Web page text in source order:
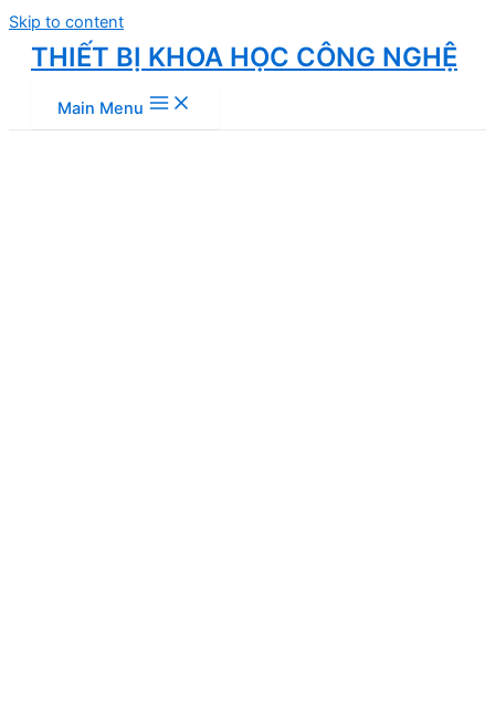
Skip to content
THIẾT BỊ KHOA HỌC CÔNG NGHỆ
Main Menu